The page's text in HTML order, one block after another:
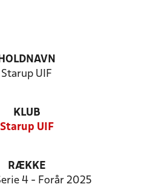
HOLDNAVN
Starup UIF
KLUB
Starup UIF
RÆKKE
4 - Forår 2025